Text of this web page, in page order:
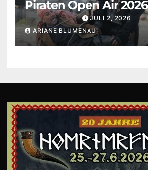
Piraten Open Air 2026
JULI 2, 2026
ARIANE BLUMENAU